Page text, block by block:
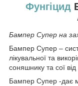
Фунгіцид
Бампер Супер на
Бампер Супер –
лікувальної та
соняшнику та сої
Бампер Супер -дає